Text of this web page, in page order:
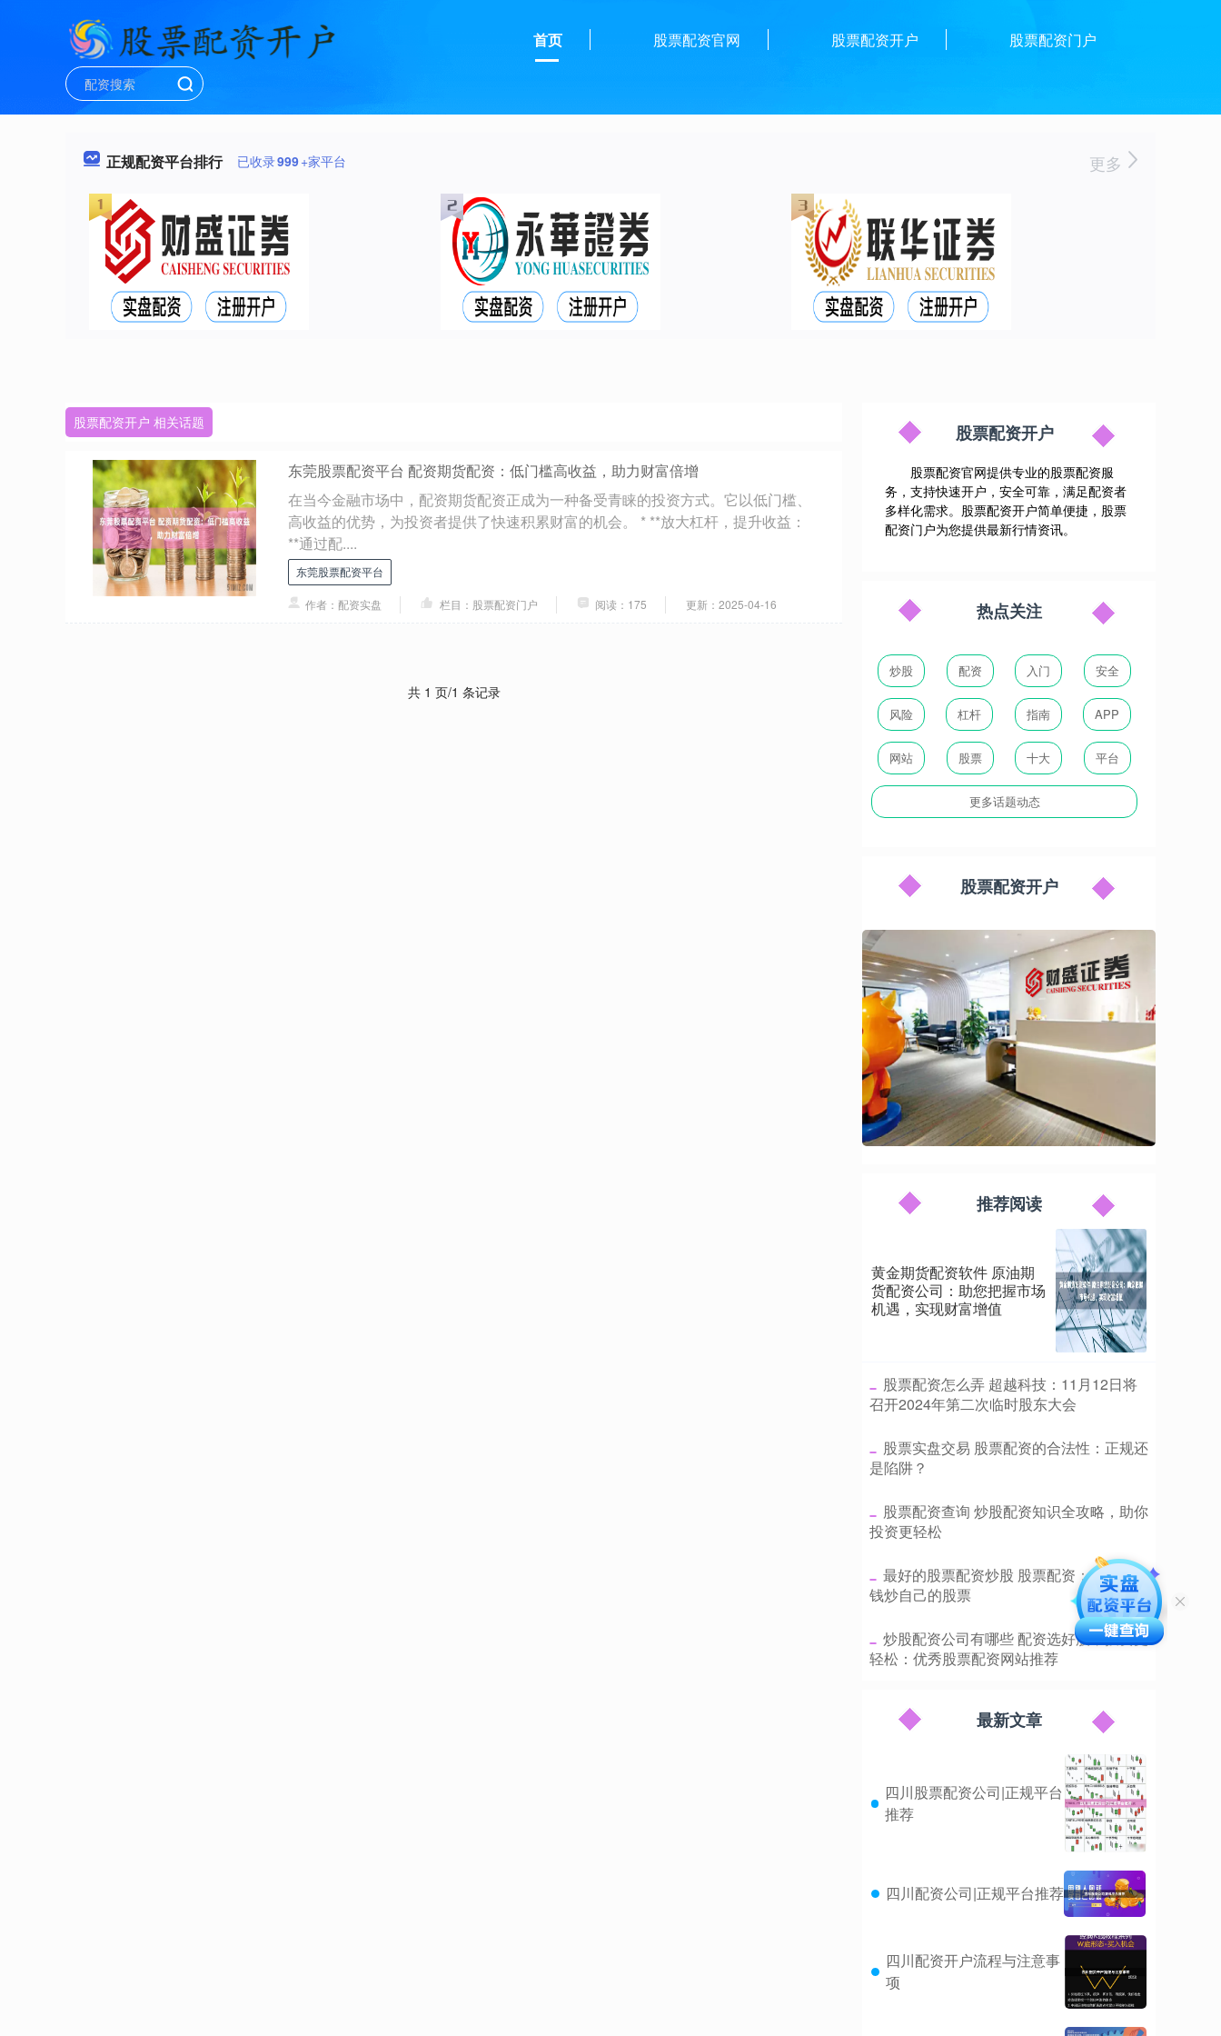
首页 股票配资官网 股票配资开户 股票配资门户
正规配资平台排行 已收录999+家平台 更多
股票配资开户 相关话题
东莞股票配资平台 配资期货配资：低门槛高收益，助力财富倍增
在当今金融市场中，配资期货配资正成为一种备受青睐的投资方式。它以低门槛、
高收益的优势，为投资者提供了快速积累财富的机会。 * **放大杠杆，提升收益：
**通过配....
东莞股票配资平台
作者：配资实盘 栏目：股票配资门户 阅读：175 更新：2025-04-16
共 1 页/1 条记录
股票配资开户
股票配资官网提供专业的股票配资服
务，支持快速开户，安全可靠，满足配资者
多样化需求。股票配资开户简单便捷，股票
配资门户为您提供最新行情资讯。
热点关注
炒股 配资 入门 安全
风险 杠杆 指南 APP
网站 股票 十大 平台
更多话题动态
股票配资开户
推荐阅读
黄金期货配资软件 原油期
货配资公司：助您把握市场
机遇，实现财富增值
​股票配资怎么弄 超越科技：11月12日将
召开2024年第二次临时股东大会
​股票实盘交易 股票配资的合法性：正规还
是陷阱？
​股票配资查询 炒股配资知识全攻略，助你
投资更轻松
​最好的股票配资炒股 股票配资：用别人的
钱炒自己的股票
​炒股配资公司有哪些 配资选好股，投资更
轻松：优秀股票配资网站推荐
最新文章
四川股票配资公司|正规平台
推荐
四川配资公司|正规平台推荐
四川配资开户流程与注意事
项